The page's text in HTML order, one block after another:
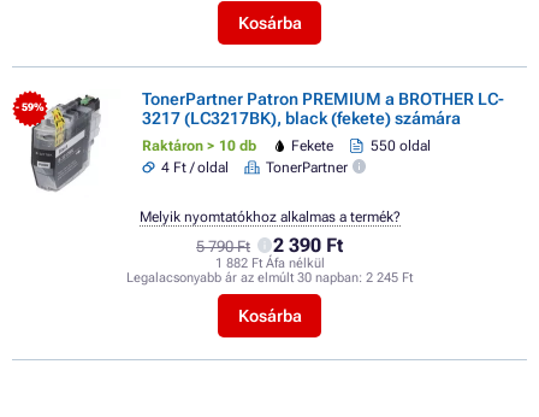
Kosárba
- 59%
TonerPartner Patron PREMIUM a BROTHER LC-
3217 (LC3217BK), black (fekete) számára
Raktáron > 10 db Fekete
550 oldal
4 Ft / oldal
TonerPartner
5 790 Ft 2 390 Ft
1 882 Ft Áfa nélkül
Legalacsonyabb ár az elmúlt 30 napban: 2 245 Ft
Kosárba
Melyik nyomtatókhoz alkalmas a termék?